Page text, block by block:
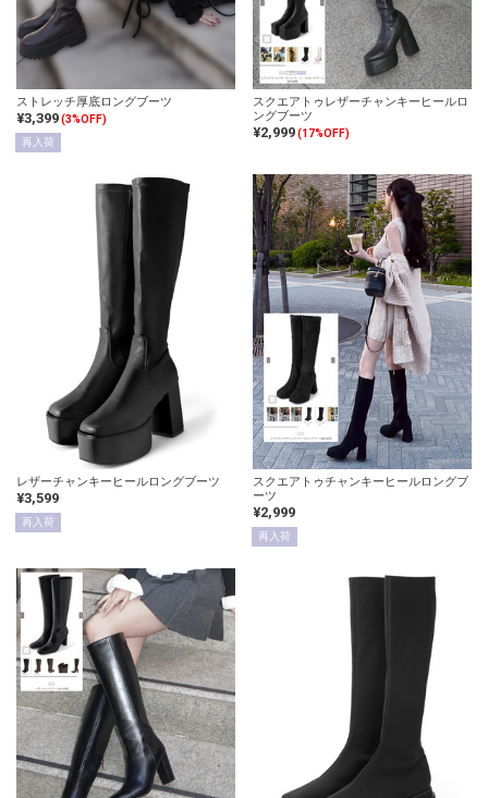
ストレッチ厚底ロングブーツ
¥3,399(3%OFF)
再入荷
スクエアトゥレザーチャンキーヒールロ
ングブーツ
¥2,999(17%OFF)
レザーチャンキーヒールロングブーツ
¥3,599
再入荷
スクエアトゥチャンキーヒールロングブ
ーツ
¥2,999
再入荷